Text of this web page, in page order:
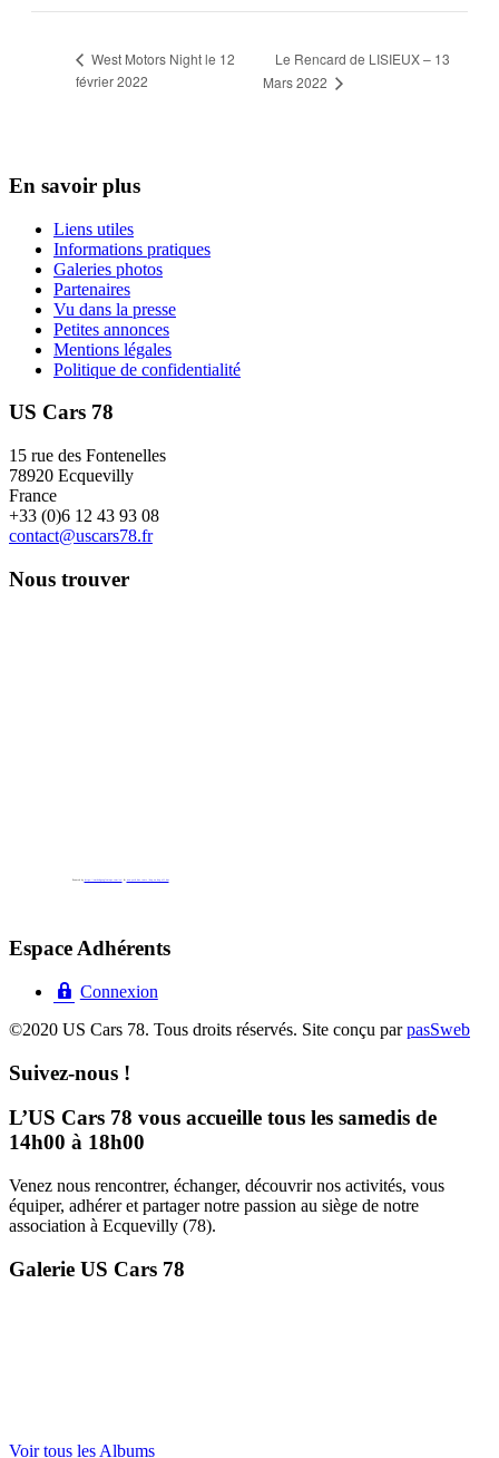
West Motors Night le 12
février 2022
Le Rencard de LISIEUX – 13
Mars 2022
En savoir plus
Liens utiles
Informations pratiques
Galeries photos
Partenaires
Vu dans la presse
Petites annonces
Mentions légales
Politique de confidentialité
US Cars 78
15 rue des Fontenelles
78920 Ecquevilly
France
+33 (0)6 12 43 93 08
contact@uscars78.fr
Nous trouver
Powered by &
Espace Adhérents
Connexion
©2020 US Cars 78. Tous droits réservés. Site conçu parpasSweb
Suivez-nous !
L’US Cars 78 vous accueille tous les samedis de
14h00 à 18h00
Venez nous rencontrer, échanger, découvrir nos activités, vous
équiper, adhérer et partager notre passion au siège de notre
association à Ecquevilly (78).
Galerie US Cars 78
Voir tous les Albums